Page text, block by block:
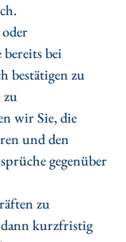
bei
bestätigen zu
zu
wir Sie, die
und den
gegenüber
zu
kurzfristig